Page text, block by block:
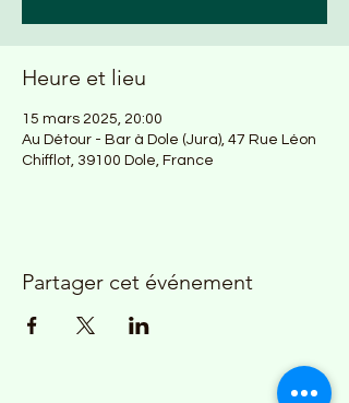
Heure et lieu
15 mars 2025, 20:00
Au Détour - Bar à Dole (Jura), 47 Rue Léon
Chifflot, 39100 Dole, France
Partager cet événement